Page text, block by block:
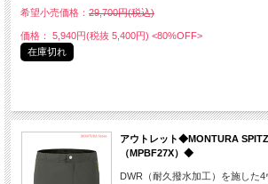
希望小売価格： 29,700円(税込)
価格： 5,940円(税抜 5,400円) <80%OFF>
在庫切れ
アウトレット◆MONTURA
（MPBF27X）◆
DWR（耐久撥水加工）を施した